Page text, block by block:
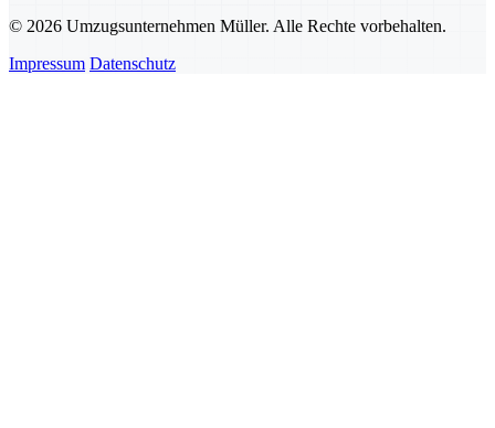
© 2026 Umzugsunternehmen Müller. Alle Rechte vorbehalten.
Impressum Datenschutz